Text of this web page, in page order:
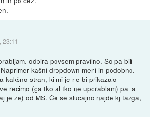
23:11
odpira povsem pravilno. So pa bili
kašni dropdown meni in podobno.
kakšno stran, ki mi je ne bi prikazalo
recimo (ga tko al tko ne uporablam) pa ta
je že) od MS. Če se slučajno najde kj tazga,